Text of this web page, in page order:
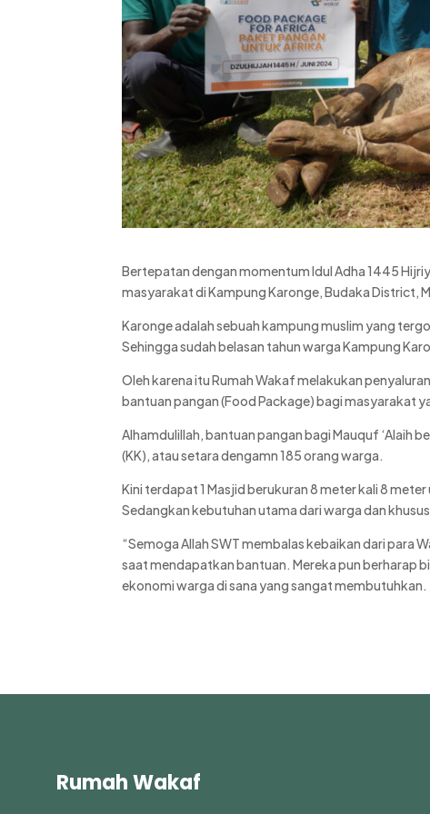
Bertepatan dengan momentum Idul Adha 1445
masyarakat di Kampung Karonge, Budaka District,
Karonge adalah sebuah kampung muslim yang
Sehingga sudah belasan tahun warga Kampung
Oleh karena itu Rumah Wakaf melakukan
bantuan pangan (Food Package) bagi masyarakat
Alhamdulillah, bantuan pangan bagi Mauquf ‘Alaih
(KK), atau setara dengamn 185 orang warga.
Kini terdapat 1 Masjid berukuran 8 meter kali 8
Sedangkan kebutuhan utama dari warga dan
“Semoga Allah SWT membalas kebaikan dari para
saat mendapatkan bantuan. Mereka pun berharap
ekonomi warga di sana yang sangat membutuhkan.
Rumah Wakaf